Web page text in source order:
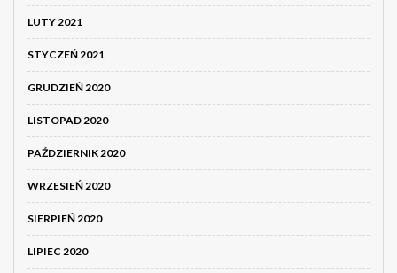
LUTY 2021
STYCZEŃ 2021
GRUDZIEŃ 2020
LISTOPAD 2020
PAŹDZIERNIK 2020
WRZESIEŃ 2020
SIERPIEŃ 2020
LIPIEC 2020